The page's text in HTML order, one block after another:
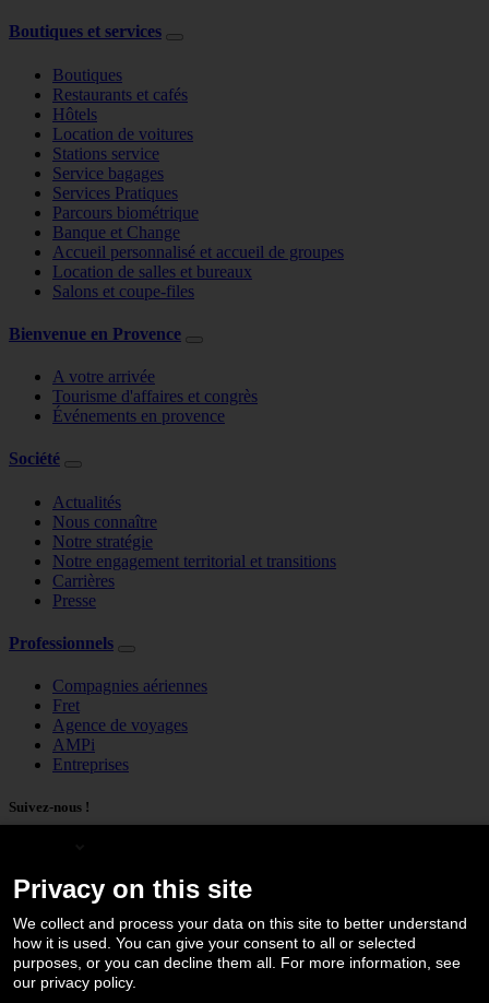
Boutiques et services
Boutiques
Restaurants et cafés
Hôtels
Location de voitures
Stations service
Service bagages
Services Pratiques
Parcours biométrique
Banque et Change
Accueil personnalisé et accueil de groupes
Location de salles et bureaux
Salons et coupe-files
Bienvenue en Provence
A votre arrivée
Tourisme d'affaires et congrès
Événements en provence
Société
Actualités
Nous connaître
Notre stratégie
Notre engagement territorial et transitions
Carrières
Presse
Professionnels
Compagnies aériennes
Fret
Agence de voyages
AMPi
Entreprises
Suivez-nous !
Privacy on this site
We collect and process your data on this site to better understand
how it is used. You can give your consent to all or selected
purposes, or you can decline them all. For more information, see
our privacy policy.